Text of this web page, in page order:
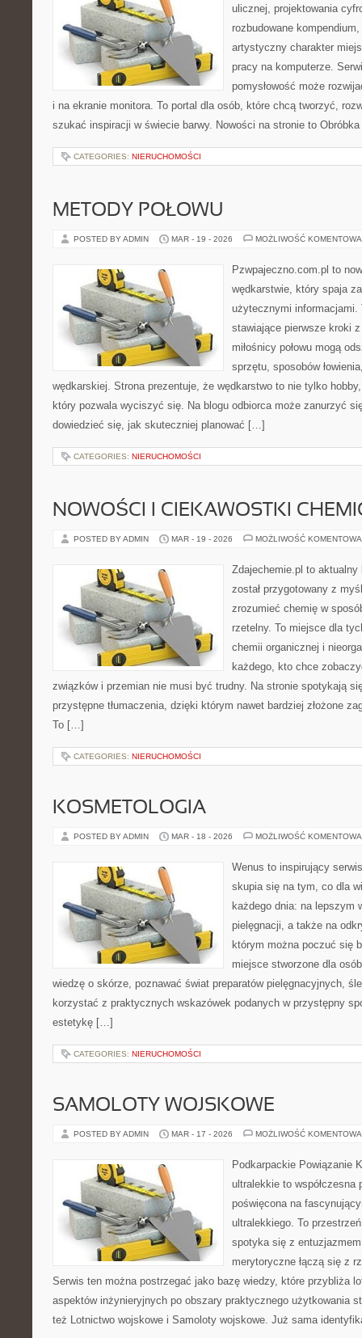
ulicznej, projektowania
rozbudowane
artystyczny charakter
pracy na komputerze.
pomysłowość może
i na ekranie monitora. To portal dla osób, które chcą tworzyć,
szukać inspiracji w świecie barwy. Nowości na stronie to
CATEGORIES: NIERUCHOMOŚCI
METODY POŁOWU
POSTED BY ADMIN MAR - 19 - 2026 MOŻLIWOŚĆ
Pzwpajeczno.com.pl to
wędkarstwie, który spaja
użytecznymi
stawiające pierwsze kroki
miłośnicy połowu mogą
sprzętu, sposobów
wędkarskiej. Strona prezentuje, że wędkarstwo to nie tylko
który pozwala wyciszyć się. Na blogu odbiorca może zanurzyć
dowiedzieć się, jak skuteczniej planować […]
CATEGORIES: NIERUCHOMOŚCI
NOWOŚCI I CIEKAWOSTKI
POSTED BY ADMIN MAR - 19 - 2026 MOŻLIWOŚĆ
Zdajechemie.pl to
został przygotowany z
zrozumieć chemię w
rzetelny. To miejsce dla
chemii organicznej i
każdego, kto chce
związków i przemian nie musi być trudny. Na stronie spotykają
przystępne tłumaczenia, dzięki którym nawet bardziej złożone
To […]
CATEGORIES: NIERUCHOMOŚCI
KOSMETOLOGIA
POSTED BY ADMIN MAR - 18 - 2026 MOŻLIWOŚĆ
Wenus to inspirujący
skupia się na tym, co dla
każdego dnia: na lepszym
pielęgnacji, a także na
którym można poczuć się
miejsce stworzone dla
wiedzę o skórze, poznawać świat preparatów pielęgnacyjnych,
korzystać z praktycznych wskazówek podanych w przystępny
estetykę […]
CATEGORIES: NIERUCHOMOŚCI
SAMOLOTY WOJSKOWE
POSTED BY ADMIN MAR - 17 - 2026 MOŻLIWOŚĆ
Podkarpackie Powiązanie
ultralekkie to
poświęcona na
ultralekkiego. To
spotyka się z
merytoryczne łączą się z
Serwis ten można postrzegać jako bazę wiedzy, które przybliża
aspektów inżynieryjnych po obszary praktycznego użytkowania
też Lotnictwo wojskowe i Samoloty wojskowe. Już sama